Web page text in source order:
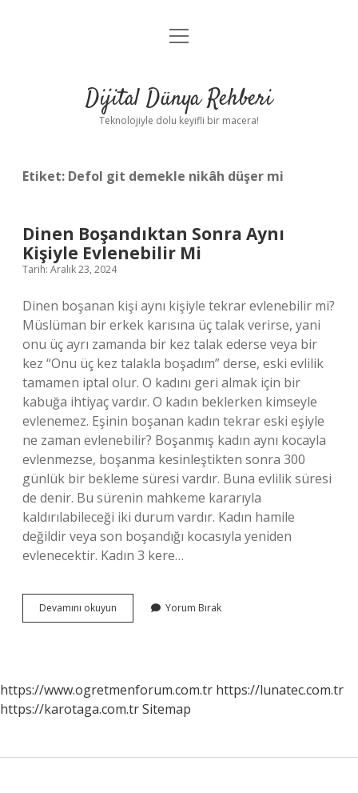
Anasayfa
Yasal Uyarı
menüyü
Dijital Dünya Rehberi
Teknolojiyle dolu keyifli bir macera!
Etiket: Defol git demekle nikâh düşer mi
Dinen Boşandıktan Sonra Aynı
Kişiyle Evlenebilir Mi
Tarih: Aralık 23, 2024
Dinen boşanan kişi aynı kişiyle tekrar evlenebilir mi?
Müslüman bir erkek karısına üç talak verirse, yani
onu üç ayrı zamanda bir kez talak ederse veya bir
kez “Onu üç kez talakla boşadım” derse, eski evlilik
tamamen iptal olur. O kadını geri almak için bir
kabuğa ihtiyaç vardır. O kadın beklerken kimseyle
evlenemez. Eşinin boşanan kadın tekrar eski eşiyle
ne zaman evlenebilir? Boşanmış kadın aynı kocayla
evlenmezse, boşanma kesinleştikten sonra 300
günlük bir bekleme süresi vardır. Buna evlilik süresi
de denir. Bu sürenin mahkeme kararıyla
kaldırılabileceği iki durum vardır. Kadın hamile
değildir veya son boşandığı kocasıyla yeniden
evlenecektir. Kadın 3 kere…
Devamını okuyun
Boşandıktan
Mi
Yorum Bırak
https://www.ogretmenforum.com.tr https://lunatec.com.tr
https://karotaga.com.trSitemap